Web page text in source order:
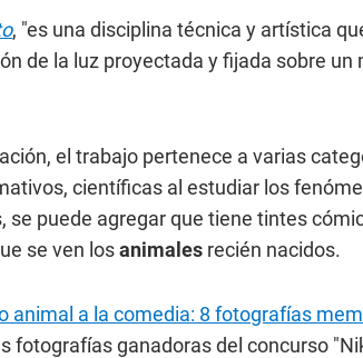
, "es una disciplina técnica y artística
de la luz proyectada y fijada sobre un
el trabajo pertenece a varias
científicas al estudiar los
puede agregar que tiene tintes
se ven losanimales recién nacidos.
animal a la comedia: 8 fotografías
fotografías ganadoras del concurso